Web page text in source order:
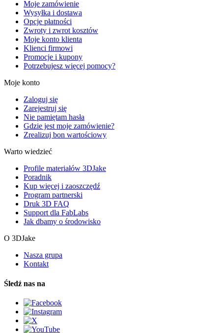
Moje zamówienie
Wysyłka i dostawa
Opcje płatności
Zwroty i zwrot kosztów
Moje konto klienta
Klienci firmowi
Promocje i kupony
Potrzebujesz więcej pomocy?
Moje konto
Zaloguj się
Zarejestruj się
Nie pamiętam hasła
Gdzie jest moje zamówienie?
Zrealizuj bon wartościowy
Warto wiedzieć
Profile materiałów 3DJake
Poradnik
Kup więcej i zaoszczędź
Program partnerski
Druk 3D FAQ
Support dla FabLabs
Jak dbamy o środowisko
O 3DJake
Nasza grupa
Kontakt
Śledź nas na